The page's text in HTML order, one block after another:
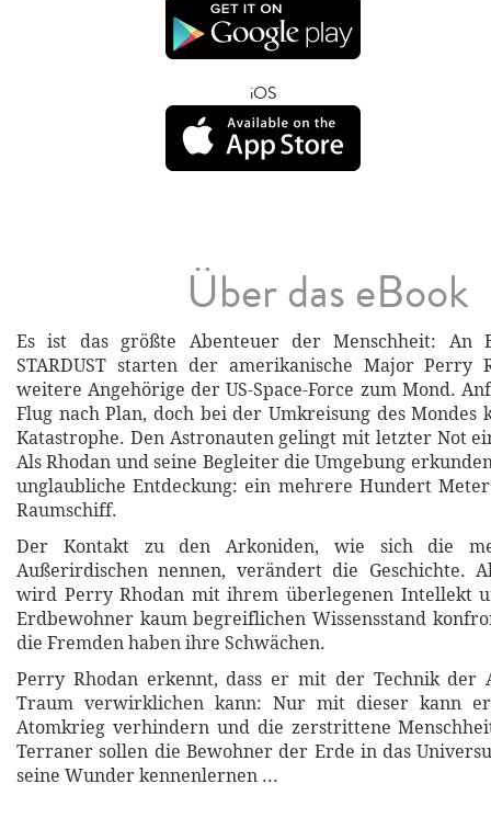
iOS
Über das eBook
Es ist das größte Abenteuer der Menschheit: An
STARDUST starten der amerikanische Major Perry
weitere Angehörige der US-Space-Force zum Mond.
Flug nach Plan, doch bei der Umkreisung des Mondes
Katastrophe. Den Astronauten gelingt mit letzter Not
Als Rhodan und seine Begleiter die Umgebung
unglaubliche Entdeckung: ein mehrere Hundert Meter
Raumschiff.
Der Kontakt zu den Arkoniden, wie sich die
Außerirdischen nennen, verändert die Geschichte.
wird Perry Rhodan mit ihrem überlegenen Intellekt
Erdbewohner kaum begreiflichen Wissensstand
die Fremden haben ihre Schwächen.
Perry Rhodan erkennt, dass er mit der Technik der
Traum verwirklichen kann: Nur mit dieser kann
Atomkrieg verhindern und die zerstrittene
Terraner sollen die Bewohner der Erde in das
seine Wunder kennenlernen ...